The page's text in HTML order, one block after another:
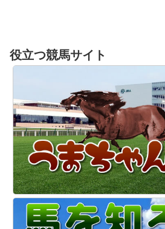
役立つ競馬サイト